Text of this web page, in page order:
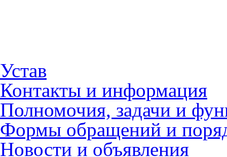
Устав
Контакты и информация
Полномочия, задачи и
Формы обращений и
Новости и объявления